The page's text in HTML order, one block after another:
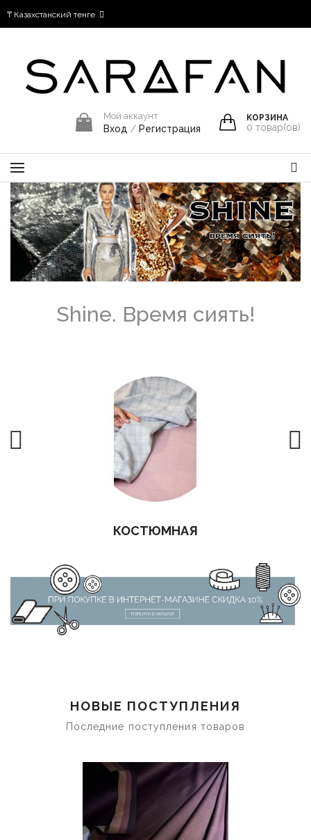
Мой аккаунт
Вход / Регистрация
КОРЗИНА
0 товар(ов)
Shine. Время сиять!
КОСТЮМНАЯ
НОВЫЕ ПОСТУПЛЕНИЯ
Последние поступления товаров